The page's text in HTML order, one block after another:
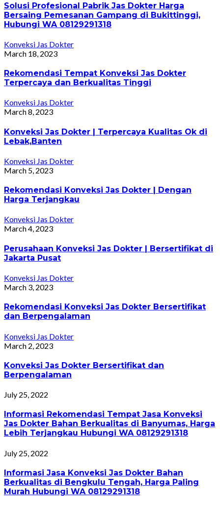
Solusi Profesional Pabrik Jas Dokter Harga
Bersaing Pemesanan Gampang di Bukittinggi,
Hubungi WA 08129291318
Konveksi Jas Dokter
March 18, 2023
Rekomendasi Tempat Konveksi Jas Dokter
Terpercaya dan Berkualitas Tinggi
Konveksi Jas Dokter
March 8, 2023
Konveksi Jas Dokter | Terpercaya Kualitas Ok di
Lebak,Banten
Konveksi Jas Dokter
March 5, 2023
Rekomendasi Konveksi Jas Dokter | Dengan
Harga Terjangkau
Konveksi Jas Dokter
March 4, 2023
Perusahaan Konveksi Jas Dokter | Bersertifikat di
Jakarta Pusat
Konveksi Jas Dokter
March 3, 2023
Rekomendasi Konveksi Jas Dokter Bersertifikat
dan Berpengalaman
Konveksi Jas Dokter
March 2, 2023
Konveksi Jas Dokter Bersertifikat dan
Berpengalaman
July 25, 2022
Informasi Rekomendasi Tempat Jasa Konveksi
Jas Dokter Bahan Berkualitas di Banyumas, Harga
Lebih Terjangkau Hubungi WA 08129291318
July 25, 2022
Informasi Jasa Konveksi Jas Dokter Bahan
Berkualitas di Bengkulu Tengah, Harga Paling
Murah Hubungi WA 08129291318